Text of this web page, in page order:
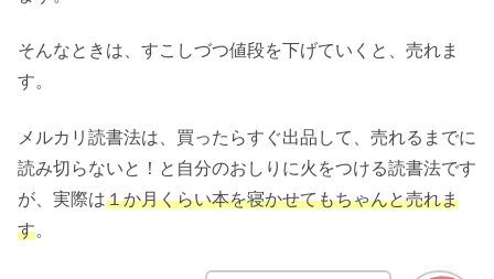
そんなときは、すこしづつ値段を下げていくと、売れま
す。
メルカリ読書法は、買ったらすぐ出品して、売れるまでに
読み切らないと！と自分のおしりに火をつける読書法です
が、実際は１か月くらい本を寝かせてもちゃんと売れま
す。